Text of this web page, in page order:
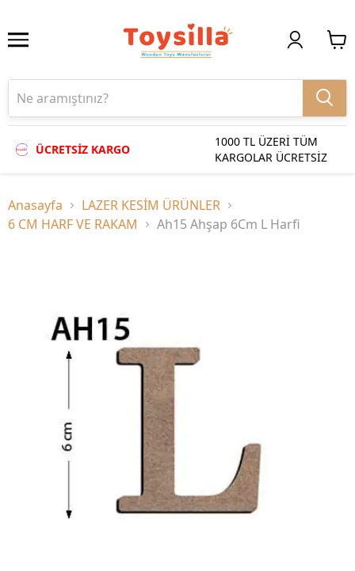
ÜCRETSİZ KARGO
1000 TL ÜZERİ TÜM
KARGOLAR ÜCRETSİZ
Anasayfa
LAZER KESİM ÜRÜNLER
6 CM HARF VE RAKAM
Ah15 Ahşap 6Cm L Harfi